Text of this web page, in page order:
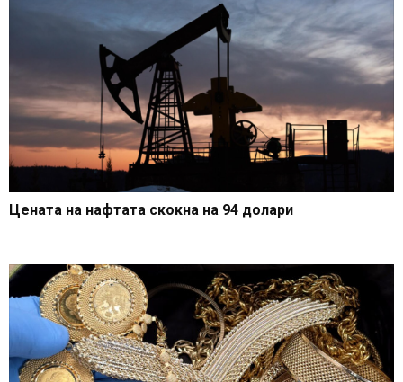
Цената на нафтата скокна на 94 долари